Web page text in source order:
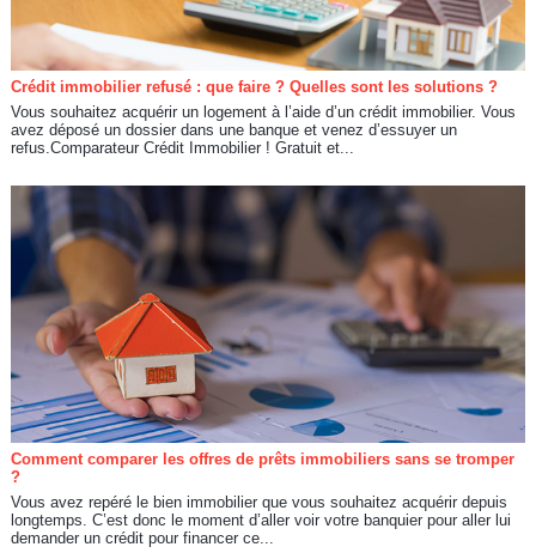
Crédit immobilier refusé : que faire ? Quelles sont les solutions ?
Vous souhaitez acquérir un logement à l’aide d’un crédit immobilier. Vous
avez déposé un dossier dans une banque et venez d’essuyer un
refus.Comparateur Crédit Immobilier ! Gratuit et...
Comment comparer les offres de prêts immobiliers sans se tromper
?
Vous avez repéré le bien immobilier que vous souhaitez acquérir depuis
longtemps. C’est donc le moment d’aller voir votre banquier pour aller lui
demander un crédit pour financer ce...